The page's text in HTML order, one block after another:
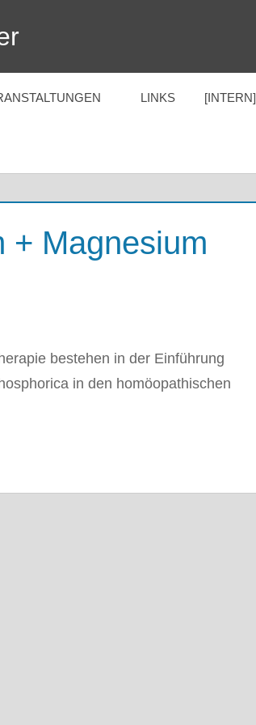
LINKS [INTERN]
+ Magnesium
bestehen in der Einführung
in den homöopathischen